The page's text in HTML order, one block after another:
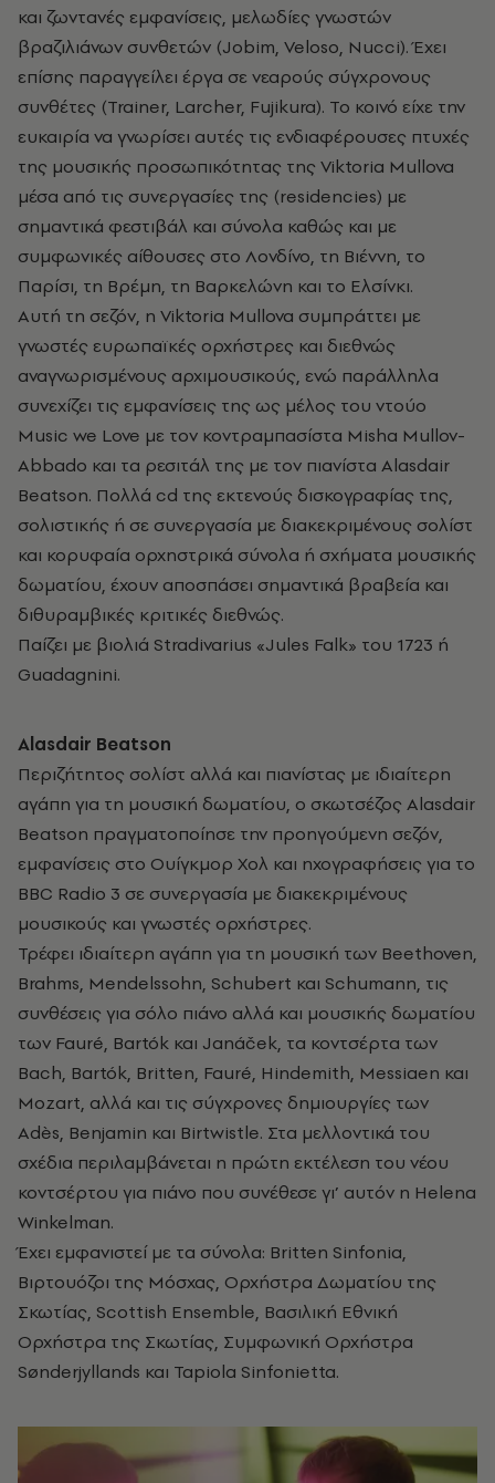
και ζωντανές εμφανίσεις, μελωδίες γνωστών
βραζιλιάνων συνθετών (Jobim, Veloso, Nucci). Έχει
επίσης παραγγείλει έργα σε νεαρούς σύγχρονους
συνθέτες (Trainer, Larcher, Fujikura). Το κοινό είχε την
ευκαιρία να γνωρίσει αυτές τις ενδιαφέρουσες πτυχές
της μουσικής προσωπικότητας της Viktoria Mullova
μέσα από τις συνεργασίες της (residencies) με
σημαντικά φεστιβάλ και σύνολα καθώς και με
συμφωνικές αίθουσες στο Λονδίνο, τη Βιέννη, το
Παρίσι, τη Βρέμη, τη Βαρκελώνη και το Ελσίνκι.
Αυτή τη σεζόν, η Viktoria Mullova συμπράττει με
γνωστές ευρωπαϊκές ορχήστρες και διεθνώς
αναγνωρισμένους αρχιμουσικούς, ενώ παράλληλα
συνεχίζει τις εμφανίσεις της ως μέλος του ντούο
Music we Love με τον κοντραμπασίστα Misha Mullov-
Abbado και τα ρεσιτάλ της με τον πιανίστα Alasdair
Beatson. Πολλά cd της εκτενούς δισκογραφίας της,
σολιστικής ή σε συνεργασία με διακεκριμένους σολίστ
και κορυφαία ορχηστρικά σύνολα ή σχήματα μουσικής
δωματίου, έχουν αποσπάσει σημαντικά βραβεία και
διθυραμβικές κριτικές διεθνώς.
Παίζει με βιολιά Stradivarius «Jules Falk» του 1723 ή
Guadagnini.
Alasdair Beatson
Περιζήτητος σολίστ αλλά και πιανίστας με ιδιαίτερη
αγάπη για τη μουσική δωματίου, ο σκωτσέζος Alasdair
Beatson πραγματοποίησε την προηγούμενη σεζόν,
εμφανίσεις στο Ουίγκμορ Χολ και ηχογραφήσεις για το
BBC Radio 3 σε συνεργασία με διακεκριμένους
μουσικούς και γνωστές ορχήστρες.
Τρέφει ιδιαίτερη αγάπη για τη μουσική των Beethoven,
Brahms, Mendelssohn, Schubert και Schumann, τις
συνθέσεις για σόλο πιάνο αλλά και μουσικής δωματίου
των Fauré, Bartók και Janáček, τα κοντσέρτα των
Bach, Bartók, Britten, Fauré, Hindemith, Messiaen και
Mozart, αλλά και τις σύγχρονες δημιουργίες των
Adès, Benjamin και Birtwistle. Στα μελλοντικά του
σχέδια περιλαμβάνεται η πρώτη εκτέλεση του νέου
κοντσέρτου για πιάνο που συνέθεσε γι’ αυτόν η Helena
Winkelman.
Έχει εμφανιστεί με τα σύνολα: Britten Sinfonia,
Βιρτουόζοι της Μόσχας, Ορχήστρα Δωματίου της
Σκωτίας, Scottish Ensemble, Βασιλική Εθνική
Ορχήστρα της Σκωτίας, Συμφωνική Ορχήστρα
Sønderjyllands και Tapiola Sinfonietta.